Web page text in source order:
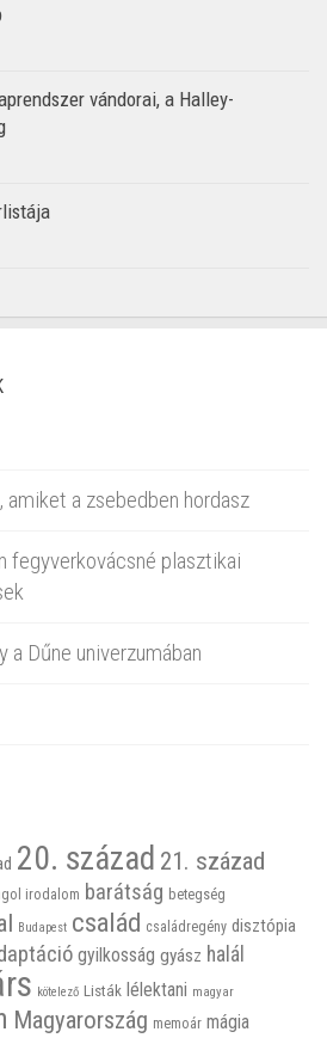
vándorai, a Halley-
amiket a zsebedben hordasz
fegyverkovácsné plasztikai
a Dűne univerzumában
20. század 21. század
irodalom barátság betegség
Budapest család családregény disztópia
gyilkosság gyász halál
kötelező Listák lélektani magyar
Magyarország memoár mágia